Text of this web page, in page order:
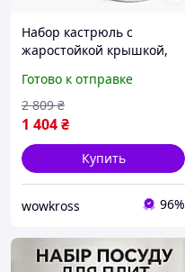
Набор кастрюль с
жаростойкой крышкой,
прочным антипригарным
покрытием VB-12
Готово к отправке
1 404₴
2 809 ₴
Купить
wowkross 96%